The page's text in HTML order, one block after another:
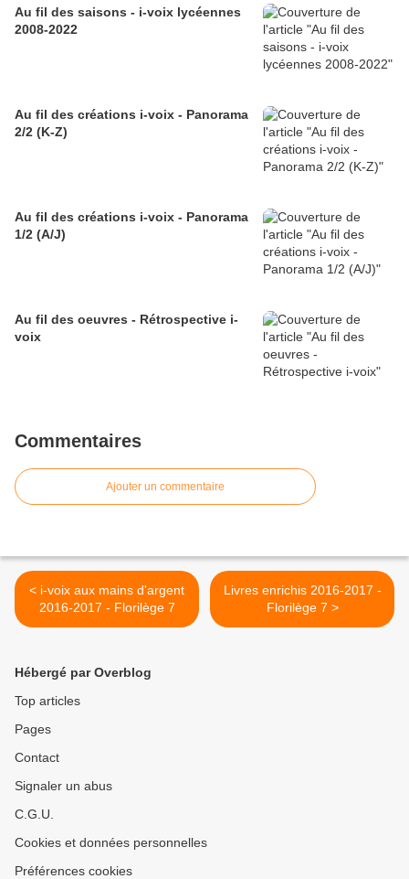
Au fil des saisons - i-voix lycéennes
2008-2022
Au fil des créations i-voix - Panorama
2/2 (K-Z)
Au fil des créations i-voix - Panorama
1/2 (A/J)
Au fil des oeuvres - Rétrospective i-
voix
Commentaires
Ajouter un commentaire
< i-voix aux mains d'argent
2016-2017 - Florilège 7
Livres enrichis 2016-2017 -
Florilège 7 >
Hébergé par Overblog
Top articles
Pages
Contact
Signaler un abus
C.G.U.
Cookies et données personnelles
Préférences cookies